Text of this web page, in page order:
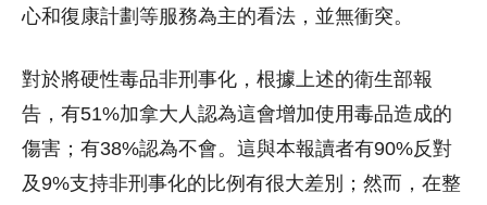
心和復康計劃等服務為主的看法，並無衝突。
對於將硬性毒品非刑事化，根據上述的衛生部報
告，有51%加拿大人認為這會增加使用毒品造成的
傷害；有38%認為不會。這與本報讀者有90%反對
及9%支持非刑事化的比例有很大差別；然而，在整